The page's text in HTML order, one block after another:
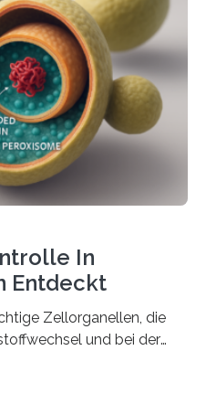
In
Entdeckt
Zellorganellen, die
und bei der
Enzyme präzise in